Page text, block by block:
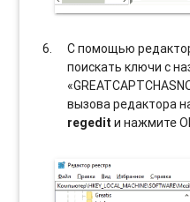
С помощью
поискать ключи с
вызова редактора
regedit и нажмите